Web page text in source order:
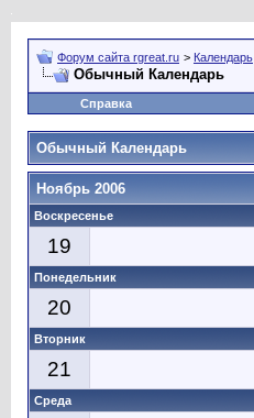
Форум сайта rgreat.ru > Календарь
Обычный Календарь
Справка
Обычный Календарь
Ноябрь 2006
Воскресенье
19
Понедельник
20
Вторник
21
Среда